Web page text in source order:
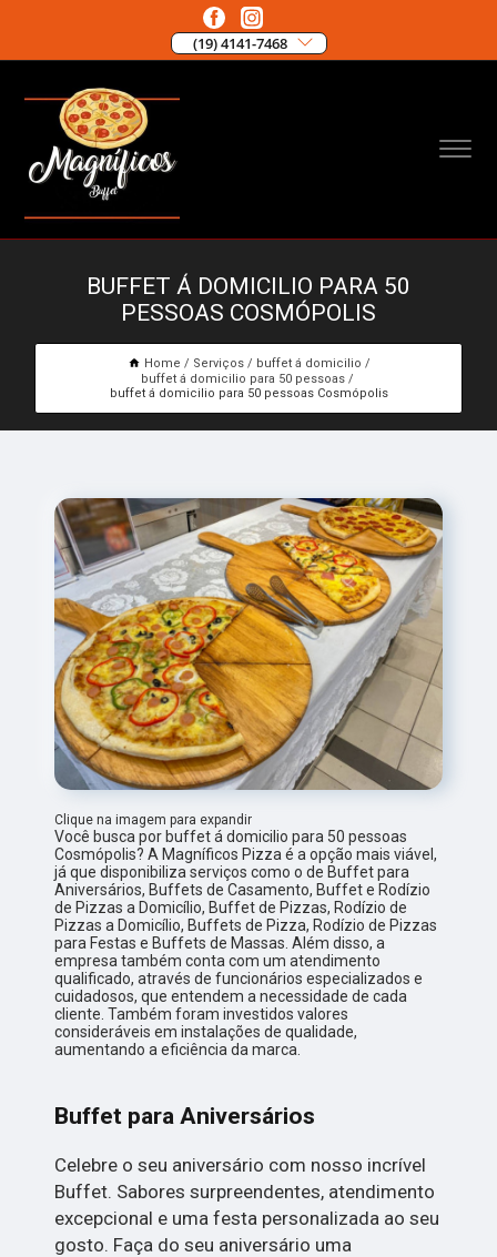
(19) 4141-7468
BUFFET Á DOMICILIO PARA 50
PESSOAS COSMÓPOLIS
Home Serviços
buffet á domicilio
buffet á domicilio para 50 pessoas
buffet á domicilio para 50 pessoas Cosmópolis
Clique na imagem para expandir
Você busca por buffet á domicilio para 50 pessoas
Cosmópolis? A Magníficos Pizza é a opção mais viável,
já que disponibiliza serviços como o de Buffet para
Aniversários, Buffets de Casamento, Buffet e Rodízio
de Pizzas a Domicílio, Buffet de Pizzas, Rodízio de
Pizzas a Domicílio, Buffets de Pizza, Rodízio de Pizzas
para Festas e Buffets de Massas. Além disso, a
empresa também conta com um atendimento
qualificado, através de funcionários especializados e
cuidadosos, que entendem a necessidade de cada
cliente. Também foram investidos valores
consideráveis em instalações de qualidade,
aumentando a eficiência da marca.
Buffet para Aniversários
Celebre o seu aniversário com nosso incrível
Buffet. Sabores surpreendentes, atendimento
excepcional e uma festa personalizada ao seu
gosto. Faça do seu aniversário uma